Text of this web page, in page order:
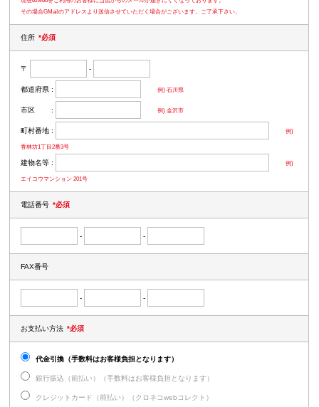
その場合GMailのアドレスより送信させていただく場合がございます。ご了承下さい。
住所 *必須
〒 -
都道府県 : 例) 石川県
市区 : 例) 金沢市
町村番地 : 例)
香林坊1丁目2番3号
建物名等 : 例)
エイコウマンション 201号
電話番号 *必須
- -
FAX番号
- -
お支払い方法 *必須
代金引換（手数料はお客様負担となります）
銀行振込（前払い）（手数料はお客様負担となります）
クレジットカード（前払い）（クロネコwebコレクト）